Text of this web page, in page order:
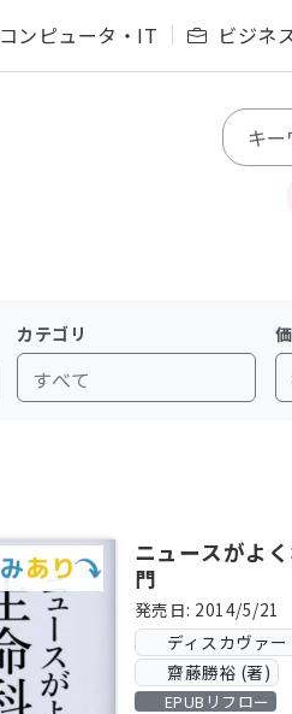
コンピュータ・IT ビジネ
カテゴリ
すべて
ニュースがよ
門
発売日: 2014/5/21
ディスカヴァ
齋藤勝裕 (著)
EPUBリフロー